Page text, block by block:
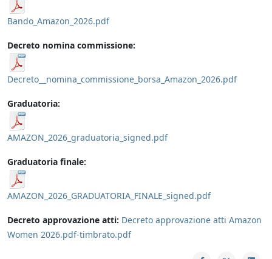
Bando_Amazon_2026.pdf
Decreto nomina commissione:
Decreto__nomina_commissione_borsa_Amazon_2026.pdf
Graduatoria:
AMAZON_2026_graduatoria_signed.pdf
Graduatoria finale:
AMAZON_2026_GRADUATORIA_FINALE_signed.pdf
Decreto approvazione atti: Decreto approvazione atti Amazon
Women 2026.pdf-timbrato.pdf